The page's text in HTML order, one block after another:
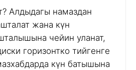
Алдыдагы намаздан
жана күн
чейин уланат,
горизонтко тийгенге
күн батышына